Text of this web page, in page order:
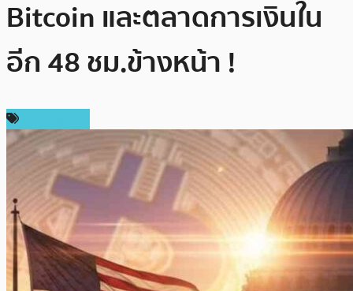
Bitcoin และตลาดการเงินใน
อีก 48 ชม.ข้างหน้า !